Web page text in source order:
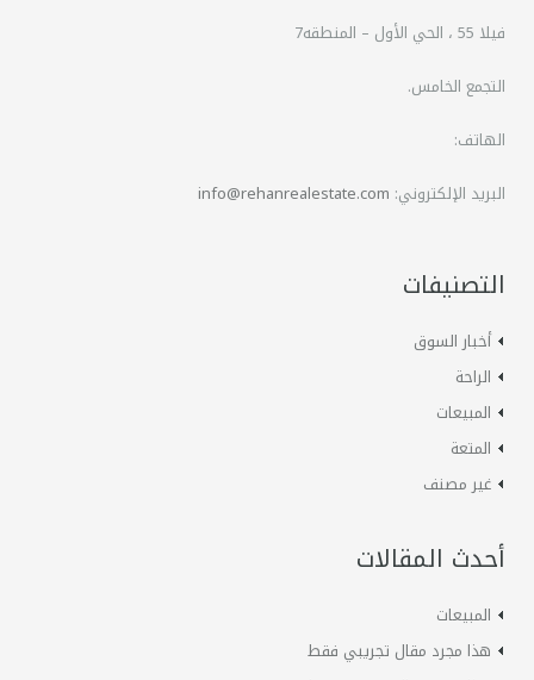
فيلا 55 ، الحي الأول – المنطقه7
التجمع الخامس.
الهاتف:
البريد الإلكتروني:info@rehanrealestate.com
التصنيفات
أخبار السوق
الراحة
المبيعات
المتعة
غير مصنف
أحدث المقالات
المبيعات
هذا مجرد مقال تجريبي فقط